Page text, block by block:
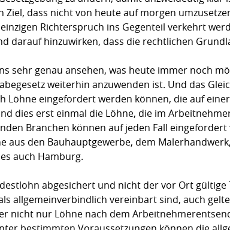
Ziel, dass nicht von heute auf morgen
Richterspruch ins Gegenteil verkehrt
darauf hinzuwirken, dass die rechtlichen
sehr genau ansehen, was heute immer noch
weiterhin anzuwenden ist. Und das
Löhne eingefordert werden können, die auf
dies erst einmal die Löhne, die im
Branchen können auf jeden Fall
aus den Bauhauptgewerbe, dem
auch Hamburg.
abgesichert und nicht der vor Ort gültige
allgemeinverbindlich vereinbart sind, auch
nicht nur Löhne nach dem